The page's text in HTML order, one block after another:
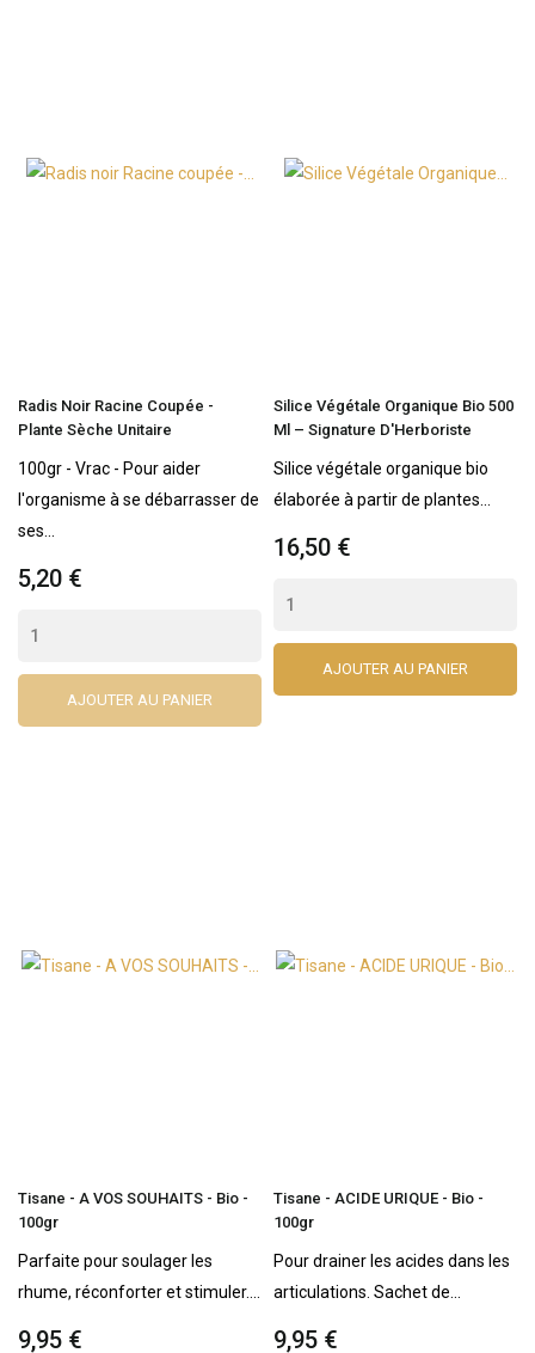
Radis Noir Racine Coupée -
Plante Sèche Unitaire
100gr - Vrac - Pour aider
l'organisme à se débarrasser de
ses...
5,20 €
AJOUTER AU PANIER
Silice Végétale Organique Bio 500
Ml – Signature D'Herboriste
Silice végétale organique bio
élaborée à partir de plantes...
16,50 €
AJOUTER AU PANIER
Tisane - A VOS SOUHAITS - Bio -
100gr
Parfaite pour soulager les
rhume, réconforter et stimuler....
9,95 €
Tisane - ACIDE URIQUE - Bio -
100gr
Pour drainer les acides dans les
articulations. Sachet de...
9,95 €